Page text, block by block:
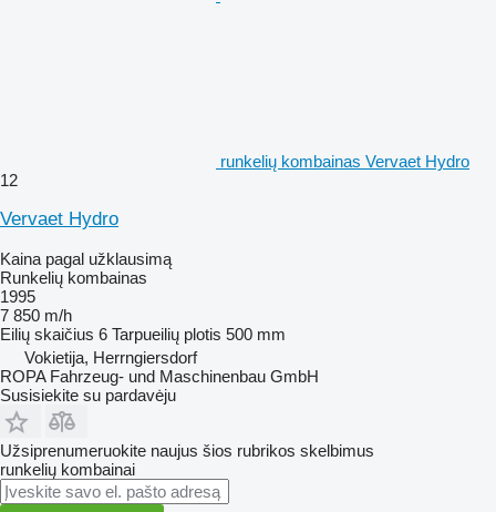
runkelių kombainas Vervaet Hydro
12
Vervaet Hydro
Kaina pagal užklausimą
Runkelių kombainas
1995
7 850 m/h
Eilių skaičius 6 Tarpueilių plotis 500 mm
Vokietija, Herrngiersdorf
ROPA Fahrzeug- und Maschinenbau GmbH
Susisiekite su pardavėju
Užsiprenumeruokite naujus šios rubrikos skelbimus
runkelių kombainai